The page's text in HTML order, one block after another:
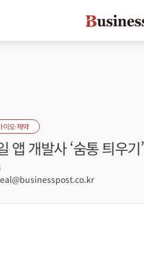
이오·제약
앱 개발사 ‘숨통 틔우기’